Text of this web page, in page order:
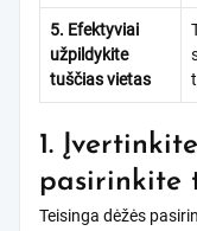
5. Efektyviai
užpildykite
tuščias vietas
1.
pasirinkite
Teisinga dėžės